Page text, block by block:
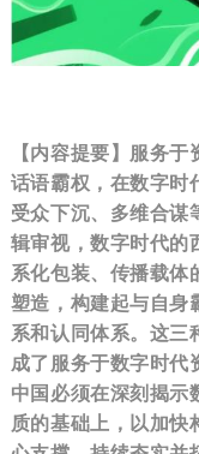
【内容提要】 服务于
话语霸权，在数字时
受众下沉、多维合谋
辑审视，数字时代的
系化包装、传播载体
塑造，构建起与自身
系和认同体系。这三
成了服务于数字时代
中国必须在深刻揭示
质的基础上，以加快